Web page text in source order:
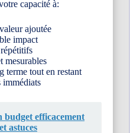
capacité à:
ajoutée
impact
mesurables
terme tout en restant
immédiats
budget efficacement
astuces